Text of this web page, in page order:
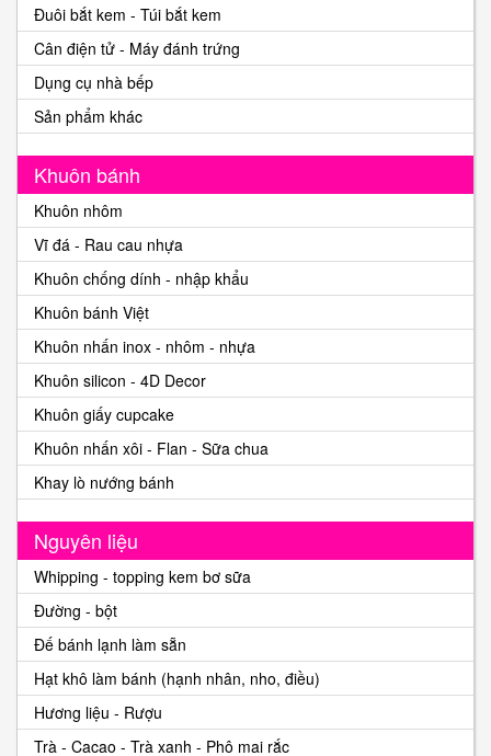
Đuôi bắt kem - Túi bắt kem
Cân điện tử - Máy đánh trứng
Dụng cụ nhà bếp
Sản phẩm khác
Khuôn bánh
Khuôn nhôm
Vĩ đá - Rau cau nhựa
Khuôn chống dính - nhập khẩu
Khuôn bánh Việt
Khuôn nhấn inox - nhôm - nhựa
Khuôn silicon - 4D Decor
Khuôn giấy cupcake
Khuôn nhấn xôi - Flan - Sữa chua
Khay lò nướng bánh
Nguyên liệu
Whipping - topping kem bơ sữa
Đường - bột
Đế bánh lạnh làm sẵn
Hạt khô làm bánh (hạnh nhân, nho, điều)
Hương liệu - Rượu
Trà - Cacao - Trà xanh - Phô mai rắc